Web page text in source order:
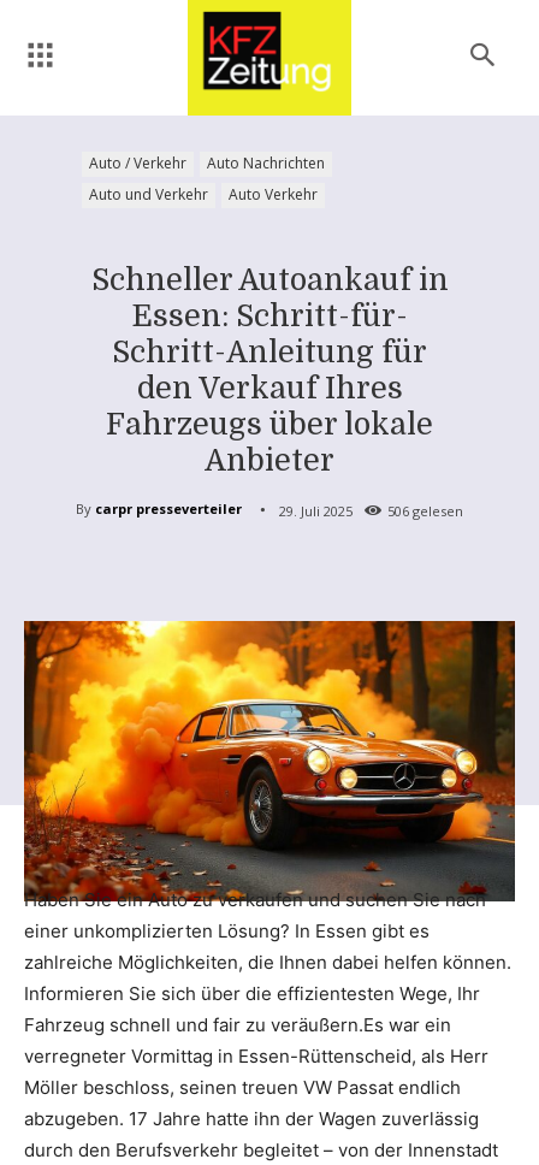
Auto / Verkehr
Auto Nachrichten
Auto und Verkehr
Auto Verkehr
Schneller Autoankauf in
Essen: Schritt-für-
Schritt-Anleitung für
den Verkauf Ihres
Fahrzeugs über lokale
Anbieter
By carpr presseverteiler 29. Juli 2025 506 gelesen
Haben Sie ein Auto zu verkaufen und suchen Sie nach
einer unkomplizierten Lösung? In Essen gibt es
zahlreiche Möglichkeiten, die Ihnen dabei helfen können.
Informieren Sie sich über die effizientesten Wege, Ihr
Fahrzeug schnell und fair zu veräußern.Es war ein
verregneter Vormittag in Essen-Rüttenscheid, als Herr
Möller beschloss, seinen treuen VW Passat endlich
abzugeben. 17 Jahre hatte ihn der Wagen zuverlässig
durch den Berufsverkehr begleitet – von der Innenstadt